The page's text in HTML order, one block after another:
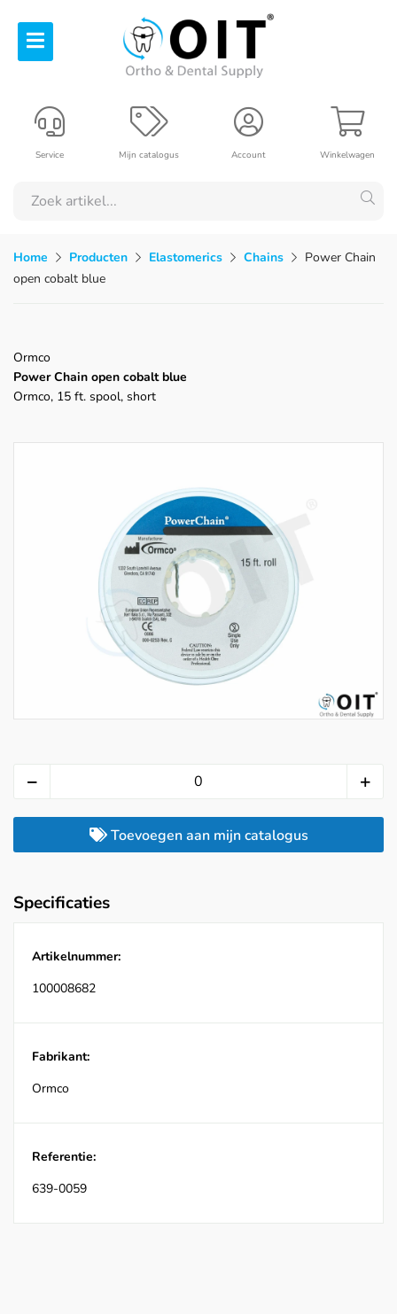
Winkelwagen
Account
Mijn catalogus
Service
Home Producten Elastomerics Chains
Power Chain
open cobalt blue
Ormco
Power Chain open cobalt blue
Ormco, 15 ft. spool, short
Toevoegen aan mijn catalogus
Specificaties
Artikelnummer:
100008682
Fabrikant:
Ormco
Referentie:
639-0059